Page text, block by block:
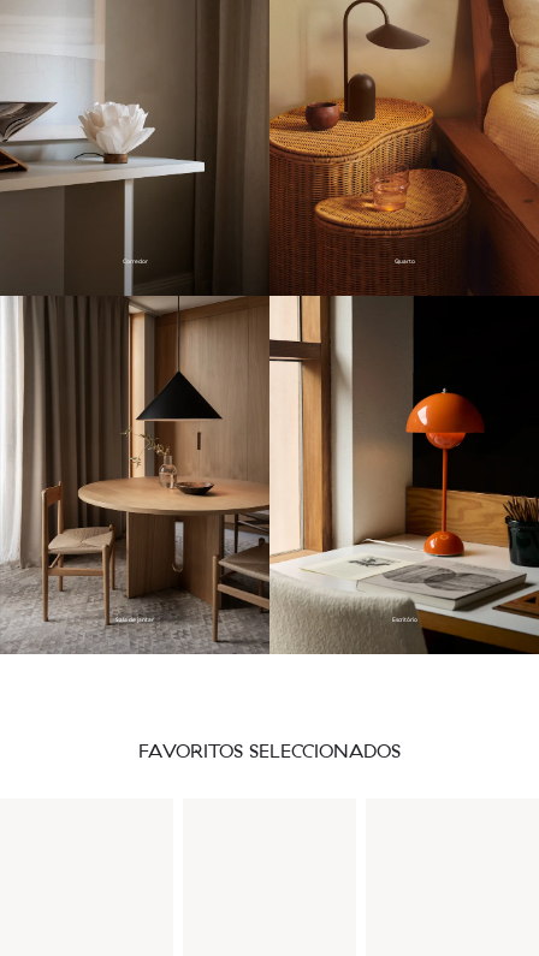
Corredor Quarto
Sala de jantar Escritório
FAVORITOS SELECCIONADOS